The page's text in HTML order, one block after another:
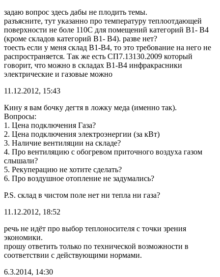
задаю вопрос здесь дабы не плодить темы.
разъясните, тут указанно про температуру теплоотдающей
поверхности не боле 110С для помещений категорий В1- В4
(кроме складов категорий В1- В4). разве нет?
тоесть если у меня склад В1-В4, то это требование на него не
распространяется. Так же есть СП7.13130.2009 который
говорит, что можно в складах В1-В4 инфракрасники
электрические и газовые можно
11.12.2012, 15:43
Кину я вам бочку дегтя в ложку меда (именно так).
Вопросы:
1. Цена подключения Газа?
2. Цена подключения электроэнергии (за кВт)
3. Наличие вентиляции на складе?
4. Про вентиляцию с обогревом приточного воздуха газом
слышали?
5. Рекуперацию не хотите сделать?
6. Про воздушное отопление не задумались?
P.S. склад в чистом поле нет ни тепла ни газа?
11.12.2012, 18:52
речь не идёт про выбор теплоносителя с точки зрения
экономики.
прошу ответить только по технической возможности в
соответствии с действующими нормами.
6.3.2014, 14:30